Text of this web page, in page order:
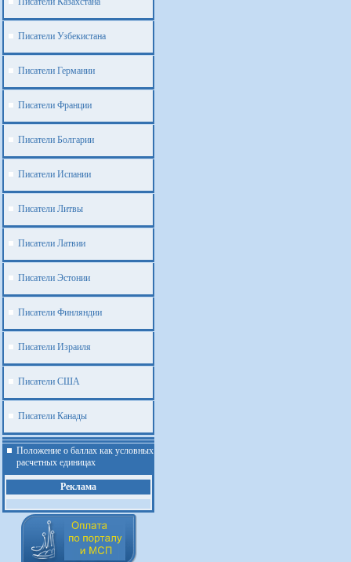
Писатели Узбекистана
Писатели Германии
Писатели Франции
Писатели Болгарии
Писатели Испании
Писатели Литвы
Писатели Латвии
Писатели Эстонии
Писатели Финляндии
Писатели Израиля
Писатели США
Писатели Канады
Положение о баллах как условных
расчетных единицах
Реклама